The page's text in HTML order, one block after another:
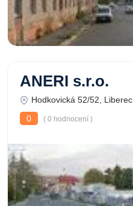
ANERI s.r.o.
Hodkovická 52/52, Liberec
0
( 0 hodnocení )